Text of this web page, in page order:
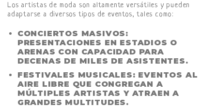
Los artistas de moda son altamente versátiles y pueden
adaptarse a diversos tipos de eventos, tales como:
CONCIERTOS MASIVOS:
PRESENTACIONES EN ESTADIOS O
ARENAS CON CAPACIDAD PARA
DECENAS DE MILES DE ASISTENTES.
FESTIVALES MUSICALES: EVENTOS AL
AIRE LIBRE QUE CONGREGAN A
MÚLTIPLES ARTISTAS Y ATRAEN A
GRANDES MULTITUDES.